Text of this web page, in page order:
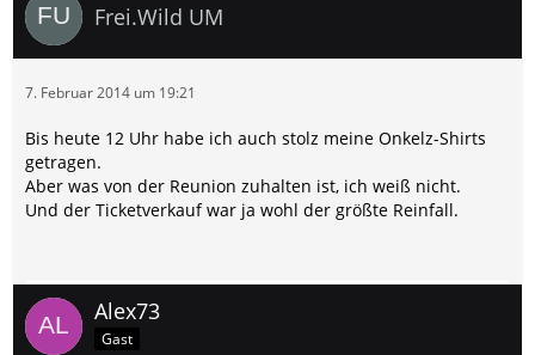
Frei.Wild UM
7. Februar 2014 um 19:21
Bis heute 12 Uhr habe ich auch stolz meine Onkelz-Shirts
getragen.
Aber was von der Reunion zuhalten ist, ich weiß nicht.
Und der Ticketverkauf war ja wohl der größte Reinfall.
Alex73
Gast